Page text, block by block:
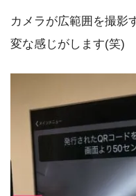
カメラが広範囲を撮影
変な感じがします(笑)